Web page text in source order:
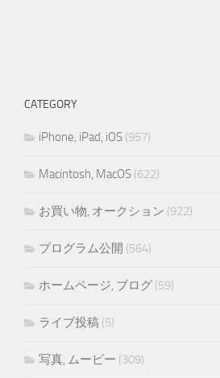
CATEGORY
iPhone, iPad, iOS (957)
Macintosh, MacOS (622)
お買い物, オークション (922)
プログラム公開 (564)
ホームページ, ブログ (59)
ライブ投稿 (5)
写真, ムービー (309)